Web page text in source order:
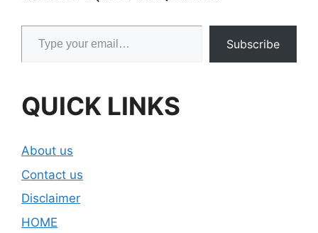
Type your email…
Subscribe
QUICK LINKS
About us
Contact us
Disclaimer
HOME